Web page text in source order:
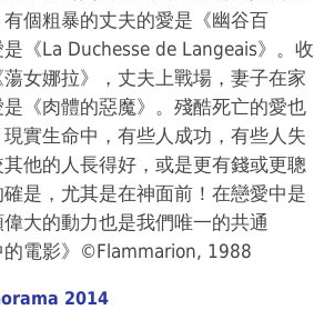
個粗暴的丈夫的愛是《幽谷百
《La Duchesse de Langeais》。收
女娜拉》，丈夫上戰場，妻子在家
《肉體的惡魔》。殘酷死亡的愛也
實生命中，有些人成功，有些人失
他的人長得好，或是更有錢或更聰
是，尤其是在神面前！在戀愛中是
大的動力也是我們唯一的共通
的電影》©Flammarion, 1988
2014